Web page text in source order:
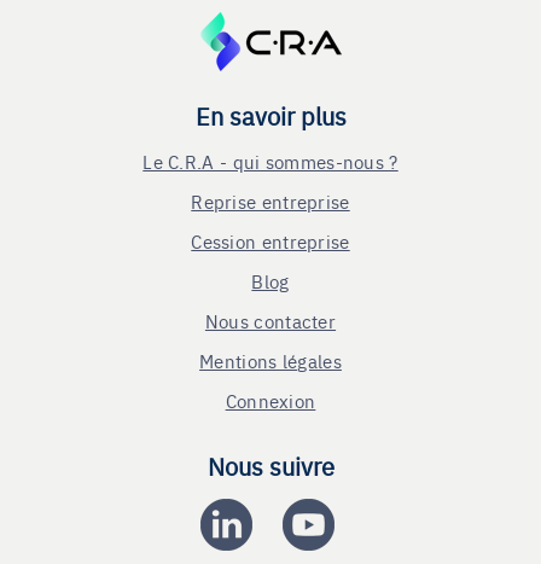
En savoir plus
Le C.R.A - qui sommes-nous ?
Reprise entreprise
Cession entreprise
Blog
Nous contacter
Mentions légales
Connexion
Nous suivre